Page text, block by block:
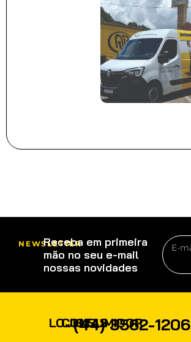
NEWSLETTER
Receba em primeira
mão no seu e-mail
nossas novidades
LOJISTAS
CONSUMIDOR
PRODUTOS
(44) 3562-1206